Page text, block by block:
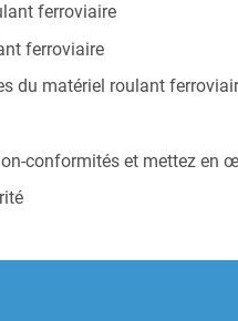
ferroviaire
ferroviaire
du matériel roulant
conformités et mettez en